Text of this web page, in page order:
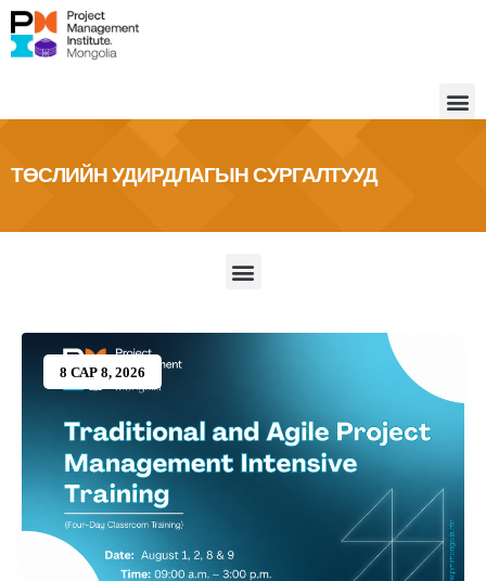
ТӨСЛИЙН УДИРДЛАГЫН СУРГАЛТУУД
8 САР 8, 2026